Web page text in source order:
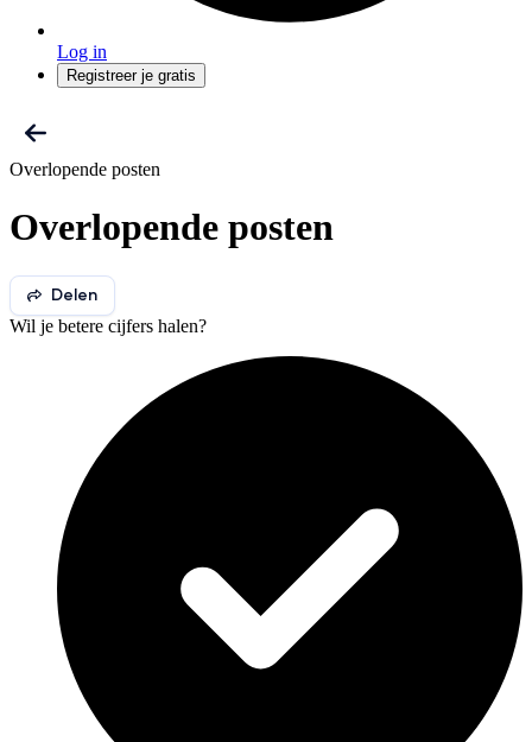
Log in
Registreer je gratis
Overlopende posten
Overlopende posten
Delen
Wil je betere cijfers halen?